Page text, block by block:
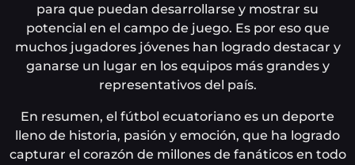
para que puedan desarrollarse y mostrar su
potencial en el campo de juego. Es por eso que
muchos jugadores jóvenes han logrado destacar y
ganarse un lugar en los equipos más grandes y
representativos del país.
En resumen, el fútbol ecuatoriano es un deporte
lleno de historia, pasión y emoción, que ha logrado
capturar el corazón de millones de fanáticos en todo